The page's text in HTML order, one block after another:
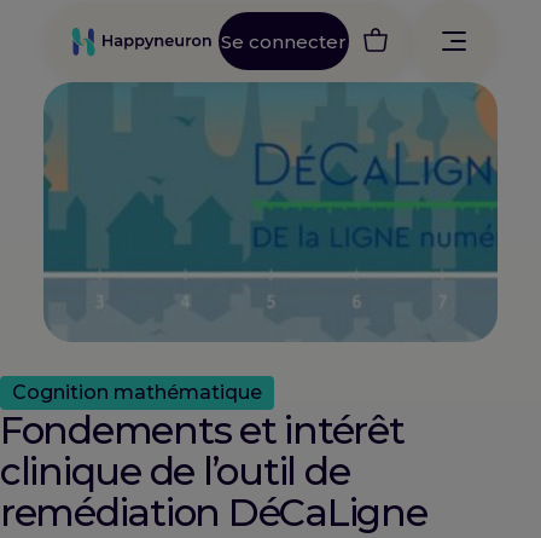
Se connecter
Cognition mathématique
Fondements et intérêt
clinique de l’outil de
remédiation DéCaLigne